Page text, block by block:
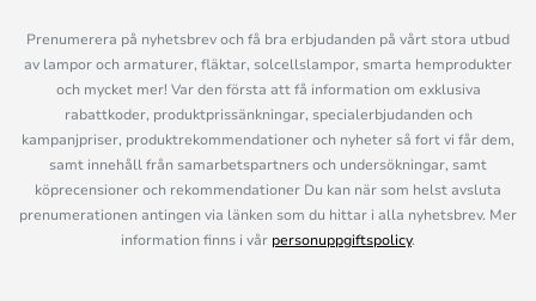
Prenumerera på nyhetsbrev och få bra erbjudanden på vårt stora utbud
av lampor och armaturer, fläktar, solcellslampor, smarta hemprodukter
och mycket mer! Var den första att få information om exklusiva
rabattkoder, produktprissänkningar, specialerbjudanden och
kampanjpriser, produktrekommendationer och nyheter så fort vi får dem,
samt innehåll från samarbetspartners och undersökningar, samt
köprecensioner och rekommendationer Du kan när som helst avsluta
prenumerationen antingen via länken som du hittar i alla nyhetsbrev. Mer
information finns i vår personuppgiftspolicy.